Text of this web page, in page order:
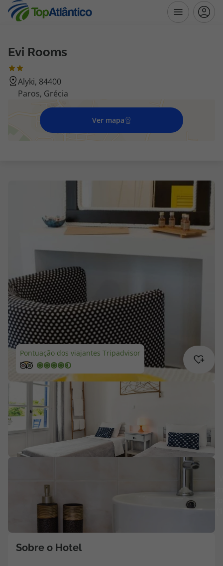
Destinos
Voos
Hotéis
Voos + Hotel
Escapadinhas
Promoções
Especialistas
Cheque Viagem
Rede de Lojas
Blog TopViagens
Área de Cliente
Agências
Contactos
Apoio ao cliente em Portugal
218 925 471
Evi Rooms
Alyki, 84400
Paros, Grécia
Ver mapa
Pontuação dos viajantes Tripadvisor
Sobre o Hotel